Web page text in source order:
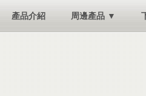
產品介紹 周邊產品 ▼